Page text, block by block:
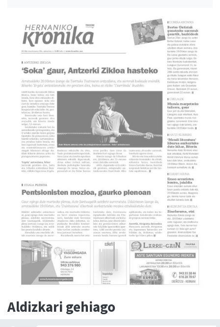
Aldizkari gehiago